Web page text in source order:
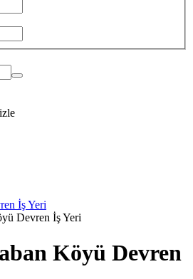
İş Yeri
Devren İş Yeri
Köyü Devren